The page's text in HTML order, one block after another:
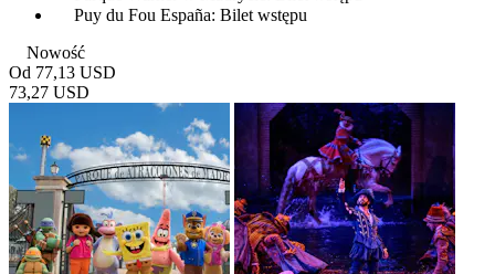
Puy du Fou España: Bilet wstępu
Nowość
Od 77,13 USD
73,27 USD